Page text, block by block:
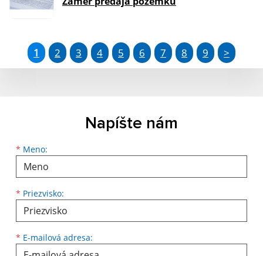
1 2 3 4 5 6 7 8 9 >
Napíšte nám
* Meno:
Meno
* Priezvisko:
Priezvisko
* E-mailová adresa:
E-mailová adresa